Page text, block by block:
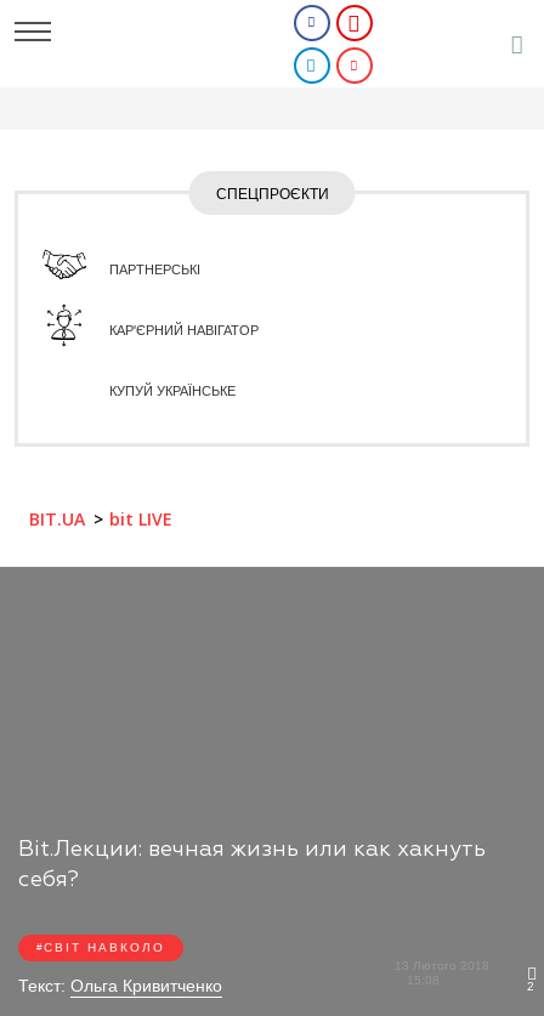
СПЕЦПРОЄКТИ
ПАРТНЕРСЬКІ
КАР'ЄРНИЙ НАВІГАТОР
КУПУЙ УКРАЇНСЬКЕ
BIT.UA bit LIVE
Bit.Лекции: вечная жизнь или как хакнуть
себя?
СВІТ НАВКОЛО
Текст: Ольга Кривитченко
13 Лютого 2018
2